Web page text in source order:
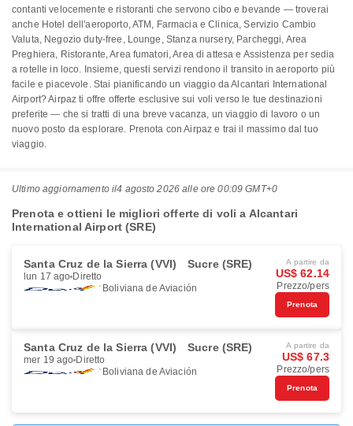
contanti velocemente e ristoranti che servono cibo e bevande — troverai
anche Hotel dell'aeroporto, ATM, Farmacia e Clinica, Servizio Cambio
Valuta, Negozio duty-free, Lounge, Stanza nursery, Parcheggi, Area
Preghiera, Ristorante, Area fumatori, Area di attesa e Assistenza per sedia
a rotelle in loco. Insieme, questi servizi rendono il transito in aeroporto più
facile e piacevole. Stai pianificando un viaggio da Alcantari International
Airport? Airpaz ti offre offerte esclusive sui voli verso le tue destinazioni
preferite — che si tratti di una breve vacanza, un viaggio di lavoro o un
nuovo posto da esplorare. Prenota con Airpaz e trai il massimo dal tuo
viaggio.
Ultimo aggiornamento il4 agosto 2026 alle ore 00:09 GMT+0
Prenota e ottieni le migliori offerte di voli a Alcantari
International Airport (SRE)
Santa Cruz de la Sierra (VVI) Sucre (SRE)
lun 17 ago Diretto
Boliviana de Aviación
A partire da
US$ 62.14
Prezzo/pers
Prenota
Santa Cruz de la Sierra (VVI) Sucre (SRE)
mer 19 ago Diretto
Boliviana de Aviación
A partire da
US$ 67.3
Prezzo/pers
Prenota